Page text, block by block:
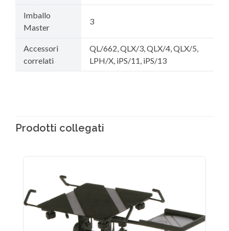
Imballo
Master
3
Accessori
correlati
QL/662, QLX/3, QLX/4, QLX/5,
LPH/X, iPS/11, iPS/13
Prodotti collegati